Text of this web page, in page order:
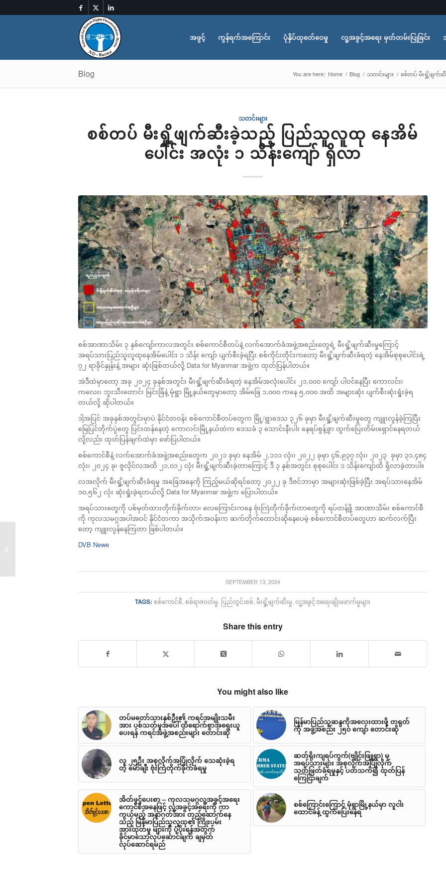
အဖွင့် ကွန်ရက်အကြောင်း ပုံနှိပ်ထုတ်ေဝေမှု လူ့အခွင့်အရေး မှတ်တမ်းပြုခြင်း
Blog You are here: Home / Blog / သတင်းများ / စစ်တပ် မီးရှို့ဖျက်
သတင်းများ
စစ်တပ် မီးရှို့ဖျက်ဆီးခဲ့သည့် ပြည်သူလူထု နေအိမ်
ပေါင်း အလုံး ၁ သိန်းကျော် ရှိလာ
စစ်အာဏာသိမ်း ၃ နှစ်ကျော်ကာလအတွင်း စစ်ကောင်စီတပ်နဲ့ လက်အောက်ခံအဖွဲ့အစည်းတွေရဲ့ မီးရှို့ဖျက်ဆီးမှုကြောင့်
အရပ်သားပြည်သူလူထုနေအိမ်ပေါင်း ၁ သိန်း ကျော် ပျက်စီးခဲ့ရပြီး စစ်ကိုင်းတိုင်းကတော့ မီးရှို့ဖျက်ဆီးခံရတဲ့ နေအိမ်စုစုပေါင်းရဲ့
၇၂ ရာခိုင်နှုန်းနဲ့ အများ ဆုံးဖြစ်တယ်လို့ Data for Myanmar အဖွဲ့က ထုတ်ပြန်ပါတယ်။
အဲဒီထဲမှာတော့ အခု ၂၀၂၄ ခုနှစ်အတွင်း မီးရှို့ဖျက်ဆီးခံရတဲ့ နေအိမ်အလုံးပေါင်း ၂၁,၀၀၀ ကျော် ပါဝင်နေပြီး ကောလင်း၊
ကလေး၊ ဘူးသီးတောင်၊ မြင်းခြံနဲ့ မုံရွာ မြို့နယ်တွေမှာတော့ အိမ်ခြေ ၁,၀၀၀ ကနေ ၅,၀၀၀ အထိ အများဆုံး ပျက်စီးဆုံးရှုံးခဲ့ရ
တယ်လို့ ဆိုပါတယ်။
ဒါ့အပြင် အခုနှစ်အတွင်းမှာပဲ နိုင်ငံတဝန်း စစ်ကောင်စီတပ်တွေက မြို့/ရွာဒေသ ၃၂၆ ခုမှာ မီးရှို့ဖျက်ဆီးမှုတွေ ကျူးလွန်ခဲ့ကြပြီး
မြေပြင်တိုက်ပွဲတွေ ပြင်းထန်နေတဲ့ ကောလင်းမြို့နယ်ထဲက ဒေသခံ ၃ သောင်းနီးပါး နေရပ်စွန့်ခွာ ထွက်ပြေးတိမ်းရှောင်နေရတယ်
လို့လည်း ထုတ်ပြန်ချက်ထဲမှာ ဖော်ပြပါတယ်။
စစ်ကောင်စီနဲ့ လက်အောက်ခံအဖွဲ့အစည်းတွေက ၂၀၂၁ ခုမှာ နေအိမ် ၂,၁၁၁ လုံး၊ ၂၀၂၂ ခုမှာ ၄၆,၉၃၇ လုံး၊ ၂၀၂၃ ခုမှာ ၃၁,၄၈၄
လုံး၊ ၂၀၂၄ ခု၊ ဇူလိုင်လအထိ ၂၁,၀၁၂ လုံး မီးရှို့ဖျက်ဆီးခဲ့တာကြောင့် ဒီ ၃ နှစ်အတွင်း စုစုပေါင်း ၁ သိန်းကျော်ထိ ရှိလာခဲ့တာပါ။
လအလိုက် မီးရှို့ဖျက်ဆီးခံရမှု အခြေအနေကို ကြည့်မယ်ဆိုရင်တော့ ၂၀၂၂ ခု ဒီဇင်ဘာမှာ အများဆုံးဖြစ်ခဲ့ပြီး အရပ်သားနေအိမ်
၁၀,၅၆၂ လုံး ဆုံးရှုံးခဲ့ရတယ်လို့ Data for Myanmar အဖွဲ့က ပြောပါတယ်။
အရပ်သားတွေကို ပစ်မှတ်ထားတိုက်ခိုက်တာ၊ လေကြောင်းကနေ ဗုံးကြဲတိုက်ခိုက်တာတွေကို ရပ်တန့်ဖို့ အာဏာသိမ်း စစ်ကောင်စီ
ကို ကုလသမဂ္ဂအပါအဝင် နိုင်ငံတကာ အသိုက်အဝန်းက ဆက်တိုက်တောင်းဆိုနေပေမဲ့ စစ်ကောင်စီတပ်တွေဟာ ဆက်လက်ပြီး
တော့ ကျူးလွန်နေကြတာ ဖြစ်ပါတယ်။
DVB Newe
SEPTEMBER 13, 2024
TAGS: စစ်ကောင်စီ ,စစ်ရာဇဝတ်မှု ပြည်တွင်းစစ် ,မီးရှို့ဖျက်ဆီးမှု ,လူ့အခွင့်အရေးချိုးဖောက်မှုများ
Share this entry
You might also like
တပ်မတော်သားနှစ်ဦး၏ ကရင်အမျိုးသမီး
အား ပစ်သတ်မှုအပေါ် ထိရောက်စွာအရေးယူ
ပေးရန် ကရင်အဖွဲ့အစည်းများ တောင်းဆို
မြန်မာပြည်သူဆန္ဒကိုအလေးထားဖို့ တရုတ်
ကို အဖွဲ့အစည်း ၂၅၀ ကျော် တောင်းဆို
လူ ၂၅ဦး အစုလိုက်အပြုံလိုက် သေဆုံးခဲ့ရ
တဲ့ မော်ချီး ဗုံးကြဲတိုက်ခိုက်ခံရမှု
ဆတ်ရိုးကျရပ်ကွက်(ဗျိုင်းဖြူရွာ) မှ
အရပ်သားများ အစုလိုက်အပြုံလိုက်
သတ်ဖြတ်ခံရမှုနှင့် ပတ်သက်၍ ထုတ်ပြန်
ကြေငြာချက်
အိတ်ဖွင့်ပေးစာ – ကုလသမဂ္ဂလူ့အခွင့်အရေး
ကောင်စီအနေဖြင့် လူ့အခွင့်အရေးကို ကာ
ကွယ်မည့် အနာဂတ်အား တည်ဆောက်နေ
သည့် မြန်မာပြည်သူလူထု၏ ကြိုးပမ်း
အားထုတ်မှု များကို ပံ့ပိုးရန်အတွက်
ခိုင်မာသောလုပ်ဆောင်ချက် ချမှတ်
လုပ်ဆောင်ရမည်
စစ်ကြောင်းကြောင့် မုံရွာမြို့နယ်မှာ လူငါး
ထောင်ခန့် ထွက်ပြေးနေရ
လေကြောင်းတိုက်ခိုက်မှု